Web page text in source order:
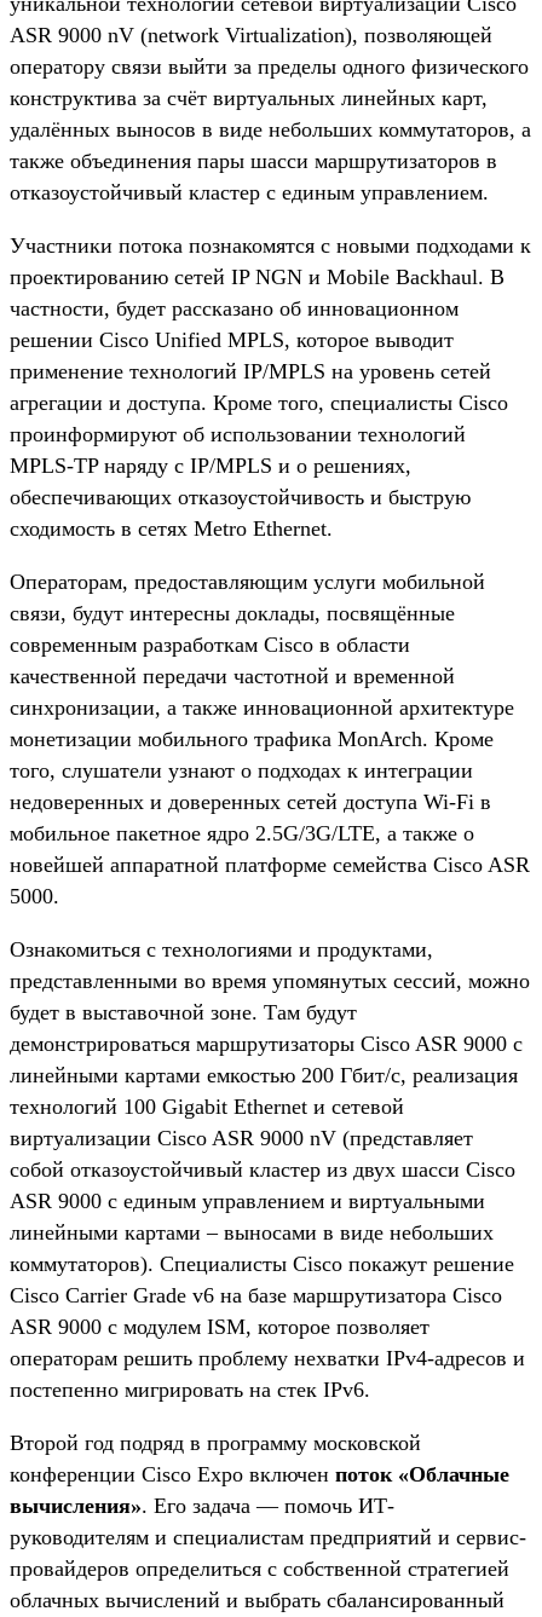
ASR 9000 nV (network Virtualization), позволяющей
оператору связи выйти за пределы одного физического
конструктива за счёт виртуальных линейных карт,
удалённых выносов в виде небольших коммутаторов, а
также объединения пары шасси маршрутизаторов в
отказоустойчивый кластер с единым управлением.
Участники потока познакомятся с новыми подходами к
проектированию сетей IP NGN и Mobile Backhaul. В
частности, будет рассказано об инновационном
решении Cisco Unified MPLS, которое выводит
применение технологий IP/MPLS на уровень сетей
агрегации и доступа. Кроме того, специалисты Cisco
проинформируют об использовании технологий
MPLS-TP наряду с IP/MPLS и о решениях,
обеспечивающих отказоустойчивость и быструю
сходимость в сетях Metro Ethernet.
Операторам, предоставляющим услуги мобильной
связи, будут интересны доклады, посвящённые
современным разработкам Cisco в области
качественной передачи частотной и временной
синхронизации, а также инновационной архитектуре
монетизации мобильного трафика MonArch. Кроме
того, слушатели узнают о подходах к интеграции
недоверенных и доверенных сетей доступа Wi-Fi в
мобильное пакетное ядро 2.5G/3G/LTE, а также о
новейшей аппаратной платформе семейства Cisco ASR
5000.
Ознакомиться с технологиями и продуктами,
представленными во время упомянутых сессий, можно
будет в выставочной зоне. Там будут
демонстрироваться маршрутизаторы Cisco ASR 9000 с
линейными картами емкостью 200 Гбит/c, реализация
технологий 100 Gigabit Ethernet и сетевой
виртуализации Cisco ASR 9000 nV (представляет
собой отказоустойчивый кластер из двух шасси Cisco
ASR 9000 с единым управлением и виртуальными
линейными картами – выносами в виде небольших
коммутаторов). Специалисты Cisco покажут решение
Cisco Carrier Grade v6 на базе маршрутизатора Cisco
ASR 9000 с модулем ISM, которое позволяет
операторам решить проблему нехватки IPv4-адресов и
постепенно мигрировать на стек IPv6.
Второй год подряд в программу московской
конференции Cisco Expo включен поток «Облачные
вычисления». Его задача — помочь ИТ-
руководителям и специалистам предприятий и сервис-
провайдеров определиться с собственной стратегией
облачных вычислений и выбрать сбалансированный